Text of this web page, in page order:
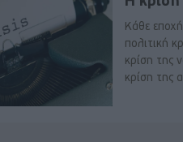
Κάθε
πολιτική
κρίση της
κρίση της